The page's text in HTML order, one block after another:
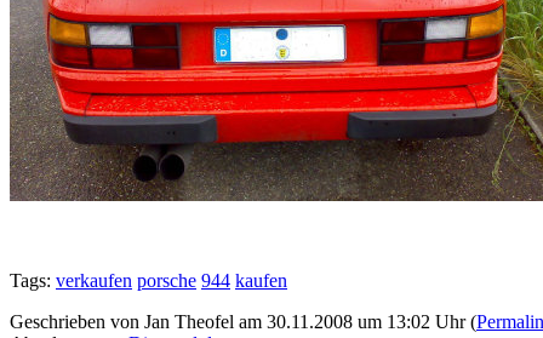
Tags: verkaufen porsche 944 kaufen
Geschrieben von Jan Theofel am 30.11.2008 um 13:02 Uhr (